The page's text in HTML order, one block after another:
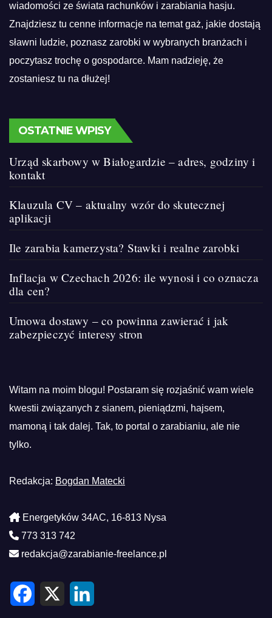
wiadomości ze świata rachunków i zarabiania hasju.
Znajdziesz tu cenne informacje na temat gaż, jakie dostają
sławni ludzie, poznasz zarobki w wybranych branżach i
poczytasz trochę o gospodarce. Mam nadzieję, że
zostaniesz tu na dłużej!
OSTATNIE WPISY
Urząd skarbowy w Białogardzie – adres, godziny i
kontakt
Klauzula CV – aktualny wzór do skutecznej
aplikacji
Ile zarabia kamerzysta? Stawki i realne zarobki
Inflacja w Czechach 2026: ile wynosi i co oznacza
dla cen?
Umowa dostawy – co powinna zawierać i jak
zabezpieczyć interesy stron
Witam na moim blogu! Postaram się rozjaśnić wam wiele
kwestii związanych z sianem, pieniądzmi, hajsem,
mamoną i tak dalej. Tak, to portal o zarabianiu, ale nie
tylko.
Redakcja: Bogdan Matecki
Energetyków 34AC, 16-813 Nysa
773 313 742
redakcja@zarabianie-freelance.pl
F
X